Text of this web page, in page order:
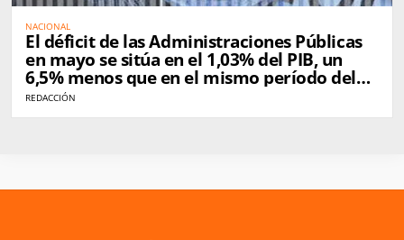
NACIONAL
El déficit de las Administraciones Públicas
en mayo se sitúa en el 1,03% del PIB, un
6,5% menos que en el mismo período del
año pasado
REDACCIÓN